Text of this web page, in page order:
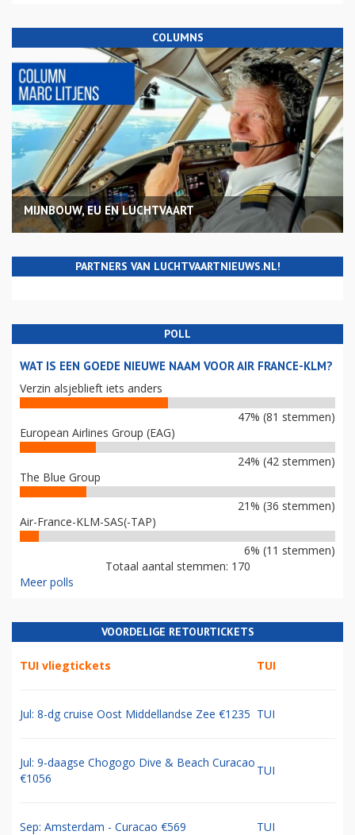
COLUMNS
MIJNBOUW, EU EN LUCHTVAART
PARTNERS VAN LUCHTVAARTNIEUWS.NL!
POLL
WAT IS EEN GOEDE NIEUWE NAAM VOOR AIR FRANCE-KLM?
Verzin alsjeblieft iets anders
47% (81 stemmen)
European Airlines Group (EAG)
24% (42 stemmen)
The Blue Group
21% (36 stemmen)
Air-France-KLM-SAS(-TAP)
6% (11 stemmen)
Totaal aantal stemmen: 170
Meer polls
VOORDELIGE RETOURTICKETS
TUI vliegtickets TUI
Jul: 8-dg cruise Oost Middellandse Zee €1235 TUI
Jul: 9-daagse Chogogo Dive & Beach Curacao
€1056
TUI
Sep: Amsterdam - Curacao €569 TUI